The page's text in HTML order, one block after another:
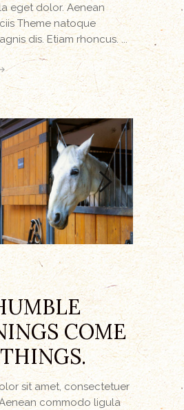
eget dolor. Aenean
Theme natoque
dis. Etiam rhoncus.
COME
sit amet, consectetuer
commodo ligula